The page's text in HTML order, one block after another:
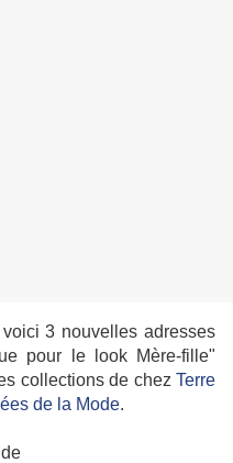
voici 3 nouvelles adresses
pour le look Mère-fille"
collections de chez Terre
de la Mode.